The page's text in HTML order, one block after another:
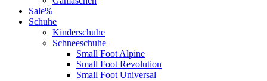
Sale%
Schuhe
Kinderschuhe
Schneeschuhe
Small Foot Alpine
Small Foot Revolution
Small Foot Universal